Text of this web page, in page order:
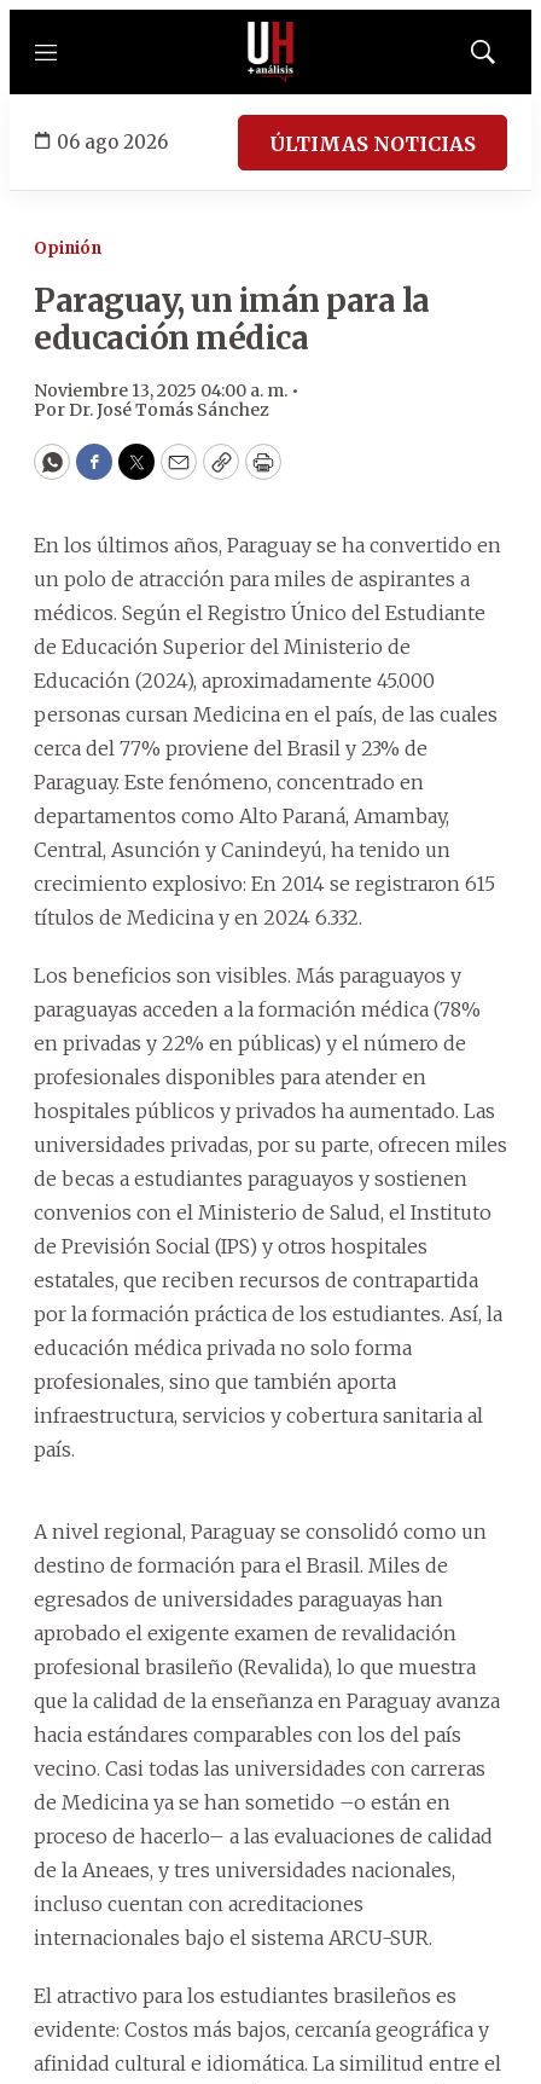
Menú
Mostrar
06 ago 2026 ÚLTIMAS NOTICIAS
Opinión
Paraguay, un imán para la
educación médica
Noviembre 13, 2025 04:00 a. m. •
PorDr. José Tomás Sánchez
WhatsApp
Facebook
Twitter
EmailCopyPrint
En los últimos años, Paraguay se ha convertido en
un polo de atracción para miles de aspirantes a
médicos. Según el Registro Único del Estudiante
de Educación Superior del Ministerio de
Educación (2024), aproximadamente 45.000
personas cursan Medicina en el país, de las cuales
cerca del 77% proviene del Brasil y 23% de
Paraguay. Este fenómeno, concentrado en
departamentos como Alto Paraná, Amambay,
Central, Asunción y Canindeyú, ha tenido un
crecimiento explosivo: En 2014 se registraron 615
títulos de Medicina y en 2024 6.332.
Los beneficios son visibles. Más paraguayos y
paraguayas acceden a la formación médica (78%
en privadas y 22% en públicas) y el número de
profesionales disponibles para atender en
hospitales públicos y privados ha aumentado. Las
universidades privadas, por su parte, ofrecen miles
de becas a estudiantes paraguayos y sostienen
convenios con el Ministerio de Salud, el Instituto
de Previsión Social (IPS) y otros hospitales
estatales, que reciben recursos de contrapartida
por la formación práctica de los estudiantes. Así, la
educación médica privada no solo forma
profesionales, sino que también aporta
infraestructura, servicios y cobertura sanitaria al
país.
A nivel regional, Paraguay se consolidó como un
destino de formación para el Brasil. Miles de
egresados de universidades paraguayas han
aprobado el exigente examen de revalidación
profesional brasileño (Revalida), lo que muestra
que la calidad de la enseñanza en Paraguay avanza
hacia estándares comparables con los del país
vecino. Casi todas las universidades con carreras
de Medicina ya se han sometido –o están en
proceso de hacerlo– a las evaluaciones de calidad
de la Aneaes, y tres universidades nacionales,
incluso cuentan con acreditaciones
internacionales bajo el sistema ARCU-SUR.
El atractivo para los estudiantes brasileños es
evidente: Costos más bajos, cercanía geográfica y
afinidad cultural e idiomática. La similitud entre el